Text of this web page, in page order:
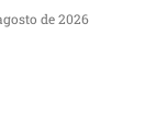
de 2026